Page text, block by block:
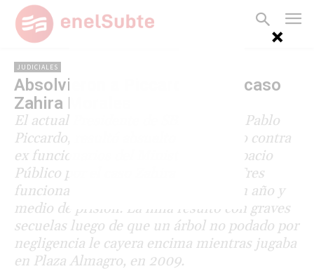
JUDICIALES
Absolvieron a Piccardo por el caso
Zahira Morales
El actual Presidente de SBASE, Juan Pablo
Piccardo, resultó absuelto en el juicio contra
ex funcionarios del Ministerio de Espacio
Público por el caso Zahira Morales. Tres
funcionarios fueron condenados a un año y
medio de prisión. La niña resultó con graves
secuelas luego de que un árbol no podado por
negligencia le cayera encima mientras jugaba
en Plaza Almagro, en 2009.